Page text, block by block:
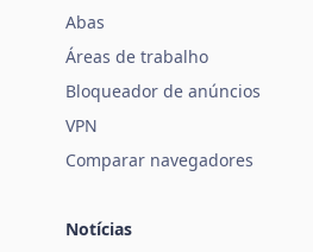
Abas
Áreas de trabalho
Bloqueador de anúncios
VPN
Comparar navegadores
Notícias